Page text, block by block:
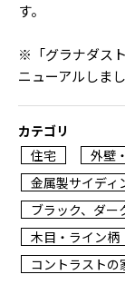
す。
※「グラナダス
ニューアルしまし
カテゴリ
住宅
外壁
金属製サイディ
ブラック、ダー
木目・ライン柄
コントラストの